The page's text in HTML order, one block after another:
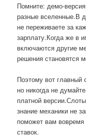
Помните: демо-
разные вселенные.В
не переживаете за
зарплату.Когда же в
включаются другие
решения становятся
Поэтому вот главный
но никогда не
платной
знание механики не
поможет вам вовремя
ставок.